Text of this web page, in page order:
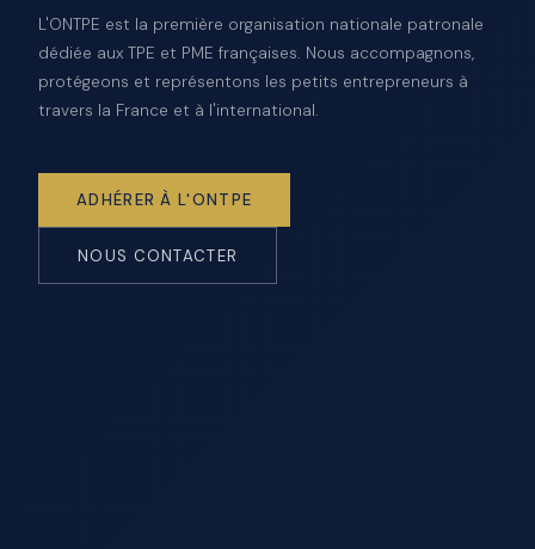
L'ONTPE est la première organisation nationale patronale
dédiée aux TPE et PME françaises. Nous accompagnons,
protégeons et représentons les petits entrepreneurs à
travers la France et à l'international.
ADHÉRER À L'ONTPE
NOUS CONTACTER